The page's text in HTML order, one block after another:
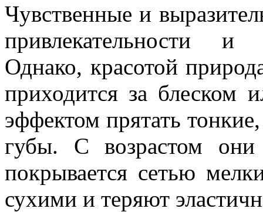
Чувственные и
привлекательности и
Однако, красотой
приходится за блеском
эффектом прятать
губы. С возрастом
покрывается сетью
сухими и теряют